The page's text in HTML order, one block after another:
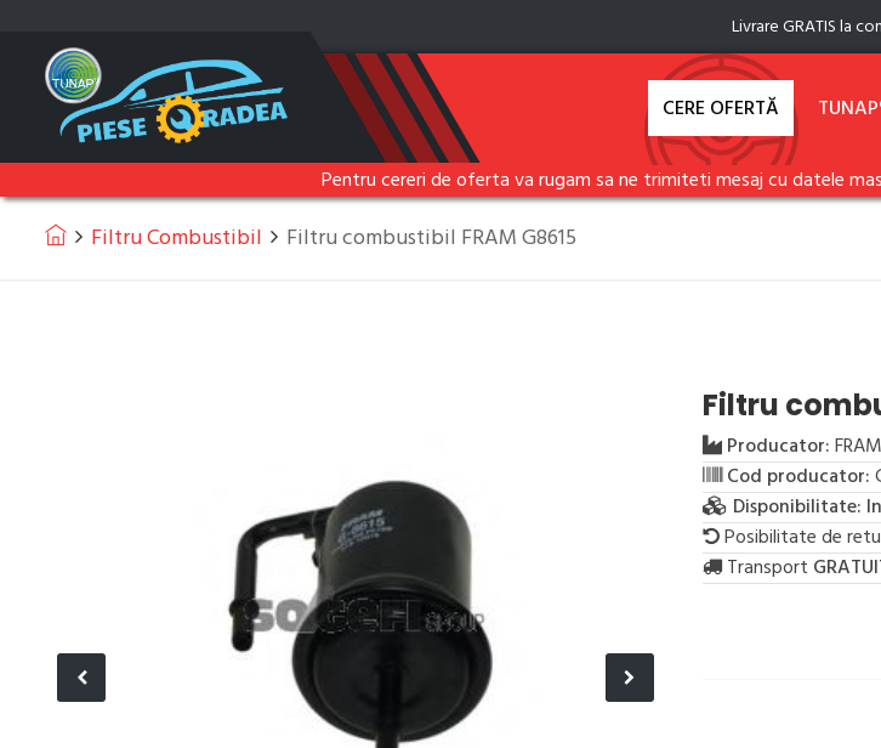
Livrare GRATIS la
CERE OFERTĂ
Pentru cereri de oferta va rugam sa ne trimiteti mesaj cu datele
Filtru Combustibil Filtru combustibil FRAM G8615
Filtru
Producator:FRAM
Cod producator:
Disponibilitate:
Posibilitate de
Transport